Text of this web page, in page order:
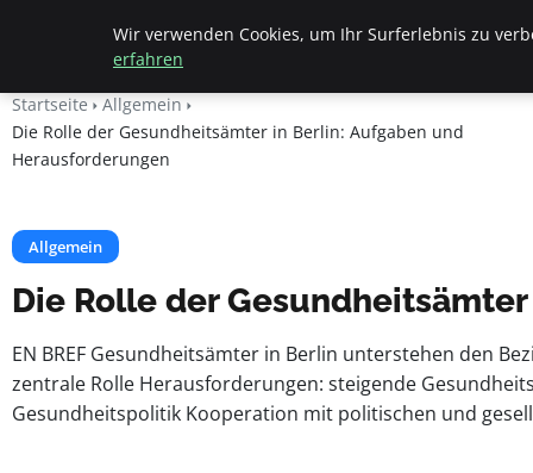
Beyond Surface
Startseite
Allgemein
Die Rolle der Gesundheitsämter in Berlin: Aufgaben und
Herausforderungen
Allgemein
Die Rolle der
EN BREF Gesundheitsämter in Berlin unterstehen den
zentrale Rolle Herausforderungen: steigende
Gesundheitspolitik Kooperation mit politischen und
Wir verwenden Cookies, um Ihr Surferlebnis zu
erfahren